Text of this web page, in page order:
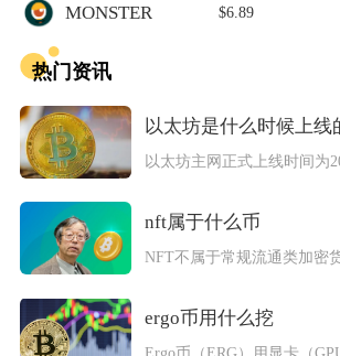
MONSTER $6.89
热门资讯
以太坊是什么时候上线
nft属于什么币
ergo币用什么挖